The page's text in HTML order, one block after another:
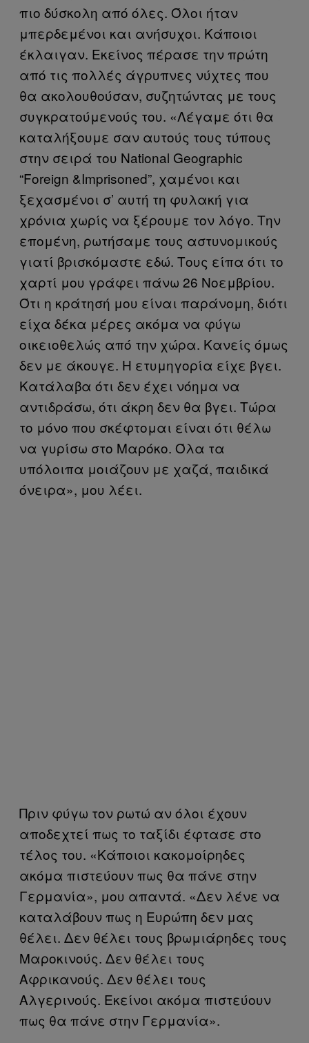
πιο δύσκολη από όλες. Όλοι ήταν
μπερδεμένοι και ανήσυχοι. Κάποιοι
έκλαιγαν. Εκείνος πέρασε την πρώτη
από τις πολλές άγρυπνες νύχτες που
θα ακολουθούσαν, συζητώντας με τους
συγκρατούμενούς του. «Λέγαμε ότι θα
καταλήξουμε σαν αυτούς τους τύπους
στην σειρά του National Geographic
“Foreign &Imprisoned”, χαμένοι και
ξεχασμένοι σ’ αυτή τη φυλακή για
χρόνια χωρίς να ξέρουμε τον λόγο. Την
επομένη, ρωτήσαμε τους αστυνομικούς
γιατί βρισκόμαστε εδώ. Τους είπα ότι το
χαρτί μου γράφει πάνω 26 Νοεμβρίου.
Ότι η κράτησή μου είναι παράνομη, διότι
είχα δέκα μέρες ακόμα να φύγω
οικειοθελώς από την χώρα. Κανείς όμως
δεν με άκουγε. Η ετυμηγορία είχε βγει.
Κατάλαβα ότι δεν έχει νόημα να
αντιδράσω, ότι άκρη δεν θα βγει. Τώρα
το μόνο που σκέφτομαι είναι ότι θέλω
να γυρίσω στο Μαρόκο. Όλα τα
υπόλοιπα μοιάζουν με χαζά, παιδικά
όνειρα», μου λέει.
Πριν φύγω τον ρωτώ αν όλοι έχουν
αποδεχτεί πως το ταξίδι έφτασε στο
τέλος του. «Κάποιοι κακομοίρηδες
ακόμα πιστεύουν πως θα πάνε στην
Γερμανία», μου απαντά. «Δεν λένε να
καταλάβουν πως η Ευρώπη δεν μας
θέλει. Δεν θέλει τους βρωμιάρηδες τους
Μαροκινούς. Δεν θέλει τους
Αφρικανούς. Δεν θέλει τους
Αλγερινούς. Εκείνοι ακόμα πιστεύουν
πως θα πάνε στην Γερμανία».